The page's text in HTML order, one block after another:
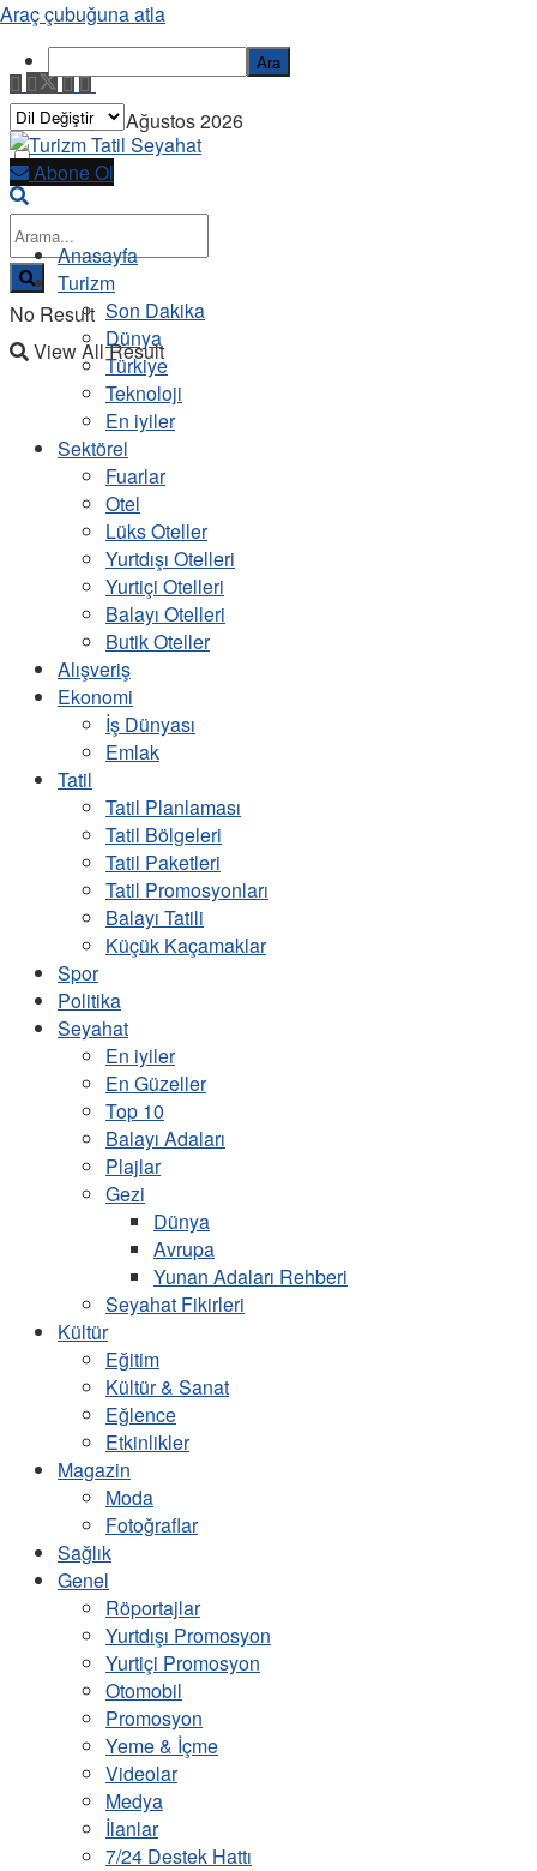
Pazartesi, 10 Ağustos 2026
No Result
View All Result
Abone Ol
Anasayfa
Turizm
Son Dakika
Dünya
Türkiye
Teknoloji
En iyiler
Sektörel
Fuarlar
Otel
Lüks Oteller
Yurtdışı Otelleri
Yurtiçi Otelleri
Balayı Otelleri
Butik Oteller
Alışveriş
Ekonomi
İş Dünyası
Emlak
Tatil
Tatil Planlaması
Tatil Bölgeleri
Tatil Paketleri
Tatil Promosyonları
Balayı Tatili
Küçük Kaçamaklar
Spor
Politika
Seyahat
En iyiler
En Güzeller
Top 10
Balayı Adaları
Plajlar
Gezi
Dünya
Avrupa
Yunan Adaları Rehberi
Seyahat Fikirleri
Kültür
Eğitim
Kültür & Sanat
Eğlence
Etkinlikler
Magazin
Moda
Fotoğraflar
Sağlık
Genel
Röportajlar
Yurtdışı Promosyon
Yurtiçi Promosyon
Otomobil
Promosyon
Yeme & İçme
Videolar
Medya
İlanlar
7/24 Destek Hattı
Araç çubuğuna atla
Ara